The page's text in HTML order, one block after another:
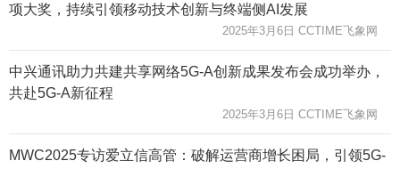
项大奖，持续引领移动技术创新与终端侧AI发展
2025年3月6日 CCTIME飞象网
中兴通讯助力共建共享网络5G-A创新成果发布会成功举办，
共赴5G-A新征程
2025年3月6日 CCTIME飞象网
MWC2025专访爱立信高管：破解运营商增长困局，引领5G-